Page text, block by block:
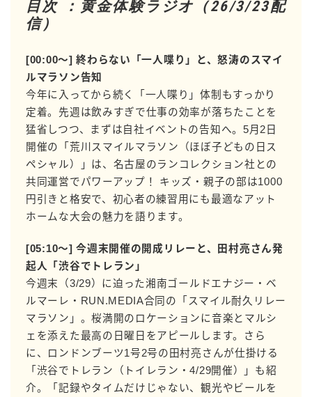
目次 ：黄金体験ラジオ（26/3/23配
信）
[00:00〜] 終わらない「一人喋り」と、怒涛のスマイ
ルマラソン告知
今年に入ってから続く「一人喋り」体制もすっかり
定着。先週は飲みすぎで仕事の効率が落ちたことを
猛省しつつ、まずは自社イベントの告知へ。5月2日
開催の「荒川スマイルマラソン（ほぼ子どもの日ス
ペシャル）」は、名古屋のランコレクション社との
共同運営でパワーアップ！ キッズ・親子の部は1000
円引きと格安で、初心者の練習用にも最適なアット
ホームな大会の魅力を語ります。
[05:10〜] 今週末開催の開成リレーと、田村亮さん発
起人「渋谷でトレラン」
今週末（3/29）に迫った湘南ゴールドエナジー・ベ
ルマーレ・RUN.MEDIA合同の「スマイル耐久リレー
マラソン」。桜満開のロケーションに音楽とマルシ
ェを添えた最高の日曜日をアピールします。さら
に、ロンドンブーツ1号2号の田村亮さんが仕掛ける
「渋谷でトレラン（トイレラン・4/29開催）」も紹
介。「記録やタイムだけじゃない、観光やビールを